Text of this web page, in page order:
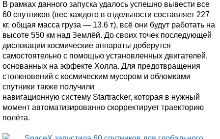
В рамках данного запуска удалось успешно вывести все
60 спутников (вес каждого в отдельности составляет 227
кг, общая масса груза — 13.6 т), всё они будут работать на
высоте 550 км над Землёй. До своих точек последующей
дислокации космические аппараты доберутся
самостоятельно с помощью установленных двигателей,
основанных на эффекте Холла. Для предотвращения
столкновений с космическим мусором и обломками
спутники также получили
навигационную систему Startracker, которая в нужный
момент автоматизированно скорректирует траекторию
полёта.